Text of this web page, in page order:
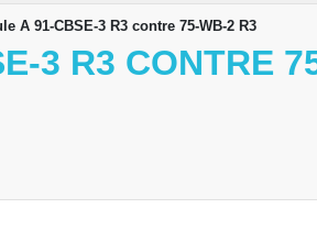
A 91-CBSE-3 R3 contre 75-WB-2 R3
3 R3 CONTRE